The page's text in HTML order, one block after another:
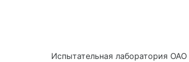
Испытательная лаборатория